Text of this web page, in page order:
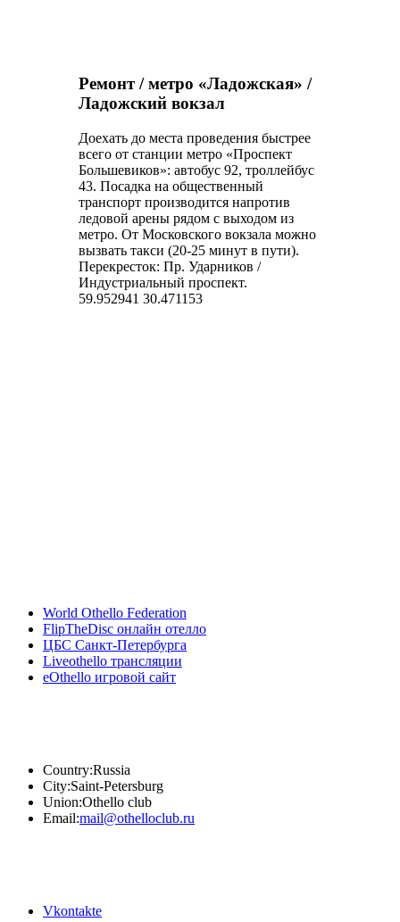
Ремонт / метро «Ладожская» /
Ладожский вокзал
Доехать до места проведения быстрее
всего от станции метро «Проспект
Большевиков»: автобус 92, троллейбус
43. Посадка на общественный
транспорт производится напротив
ледовой арены рядом с выходом из
метро. От Московского вокзала можно
вызвать такси (20-25 минут в пути).
Перекресток: Пр. Ударников /
Индустриальный проспект.
59.952941 30.471153
World Othello Federation
FlipTheDisc онлайн отелло
ЦБС Санкт-Петербурга
Liveothello трансляции
eOthello игровой сайт
Country:Russia
City:Saint-Petersburg
Union:Othello club
Email:mail@othelloclub.ru
Vkontakte